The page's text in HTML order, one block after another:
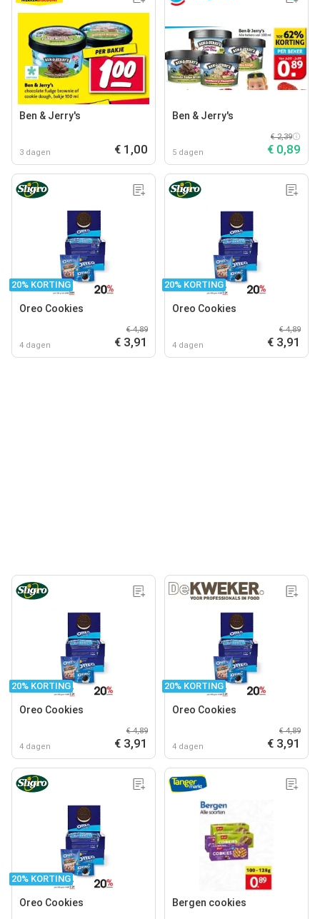
Ben & Jerry's
3 dagen € 1,00
Ben & Jerry's
5 dagen
€ 2,39
€ 0,89
20% KORTING
Oreo Cookies
4 dagen
€ 4,89
€ 3,91
20% KORTING
Oreo Cookies
4 dagen
€ 4,89
€ 3,91
20% KORTING
Oreo Cookies
4 dagen
€ 4,89
€ 3,91
20% KORTING
Oreo Cookies
4 dagen
€ 4,89
€ 3,91
20% KORTING
Oreo Cookies Bergen cookies